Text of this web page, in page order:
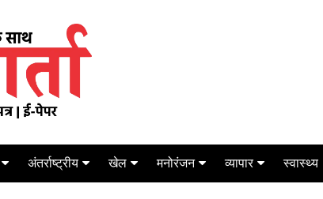
अंतर्राष्ट्रीय खेल मनोरंजन व्यापार स्वास्थ्य